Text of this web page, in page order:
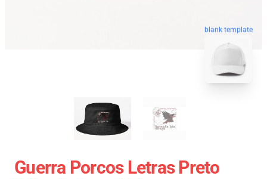
blank template
Guerra Porcos Letras Preto